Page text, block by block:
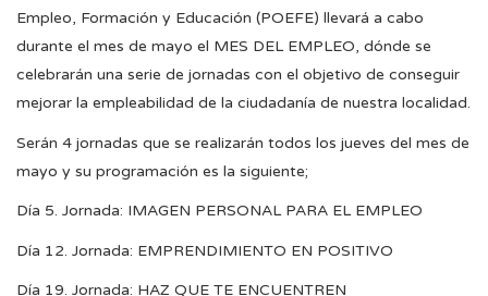
Empleo, Formación y Educación (POEFE) llevará a cabo
durante el mes de mayo el MES DEL EMPLEO, dónde se
celebrarán una serie de jornadas con el objetivo de conseguir
mejorar la empleabilidad de la ciudadanía de nuestra localidad.
Serán 4 jornadas que se realizarán todos los jueves del mes de
mayo y su programación es la siguiente;
Día 5. Jornada: IMAGEN PERSONAL PARA EL EMPLEO
Día 12. Jornada: EMPRENDIMIENTO EN POSITIVO
Día 19. Jornada: HAZ QUE TE ENCUENTREN